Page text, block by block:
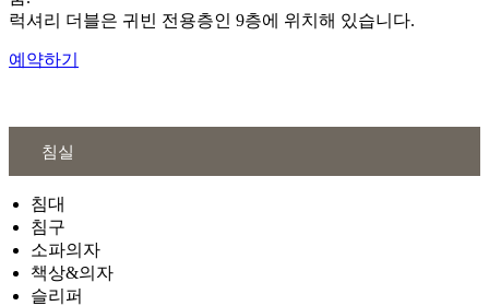
럭셔리 더블은 귀빈 전용층인 9층에 위치해 있습니다.
예약하기
침실
침대
침구
소파의자
책상&의자
슬리퍼